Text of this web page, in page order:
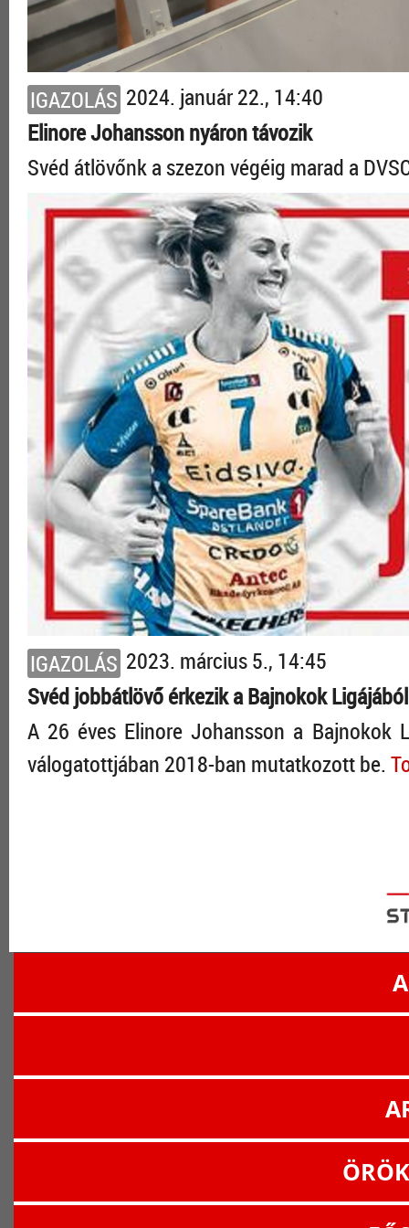
IGAZOLÁS 2024. január 22., 14:40
Elinore Johansson nyáron távozik
Svéd átlövőnk a szezon végéig marad a
IGAZOLÁS 2023. március 5., 14:45
Svéd jobbátlövő érkezik a Bajnokok Ligájából
A 26 éves Elinore Johansson a Bajnokok
válogatottjában 2018-ban mutatkozott be.